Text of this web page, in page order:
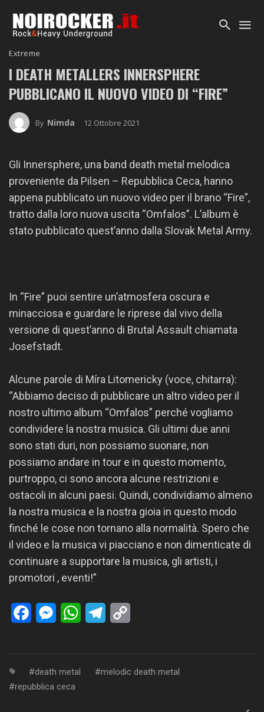
Extreme
I DEATH METALLERS INNERSPHERE
PUBBLICANO IL NUOVO VIDEO DI “FIRE”
By Nimda 12 Ottobre 2021
Gli Innersphere, una band death metal melodica
proveniente da Pilsen – Repubblica Ceca, hanno
appena pubblicato un nuovo video per il brano “Fire”,
tratto dalla loro nuova uscita “Omfalos”. L’album è
stato pubblicato quest’anno dalla Slovak Metal Army.
In “Fire” puoi sentire un’atmosfera oscura e
minacciosa e guardare le riprese dal vivo della
versione di quest’anno di Brutal Assault chiamata
Josefstadt.
Alcune parole di Míra Litomericky (voce, chitarra):
“Abbiamo deciso di pubblicare un altro video per il
nostro ultimo album “Omfalos” perché vogliamo
condividere la nostra musica. Gli ultimi due anni
sono stati duri, non possiamo suonare, non
possiamo andare in tour e in questo momento,
purtroppo, ci sono ancora alcune restrizioni e
ostacoli in alcuni paesi. Quindi, condividiamo almeno
la nostra musica e la nostra gioia in questo modo
finché le cose non tornano alla normalità. Spero che
il video e la musica vi piacciano e non dimenticate di
continuare a supportare la musica, gli artisti, i
promotori , eventi!”
FacebookMessengerWhatsAppTelegram
death metal
melodic death metal
repubblica ceca